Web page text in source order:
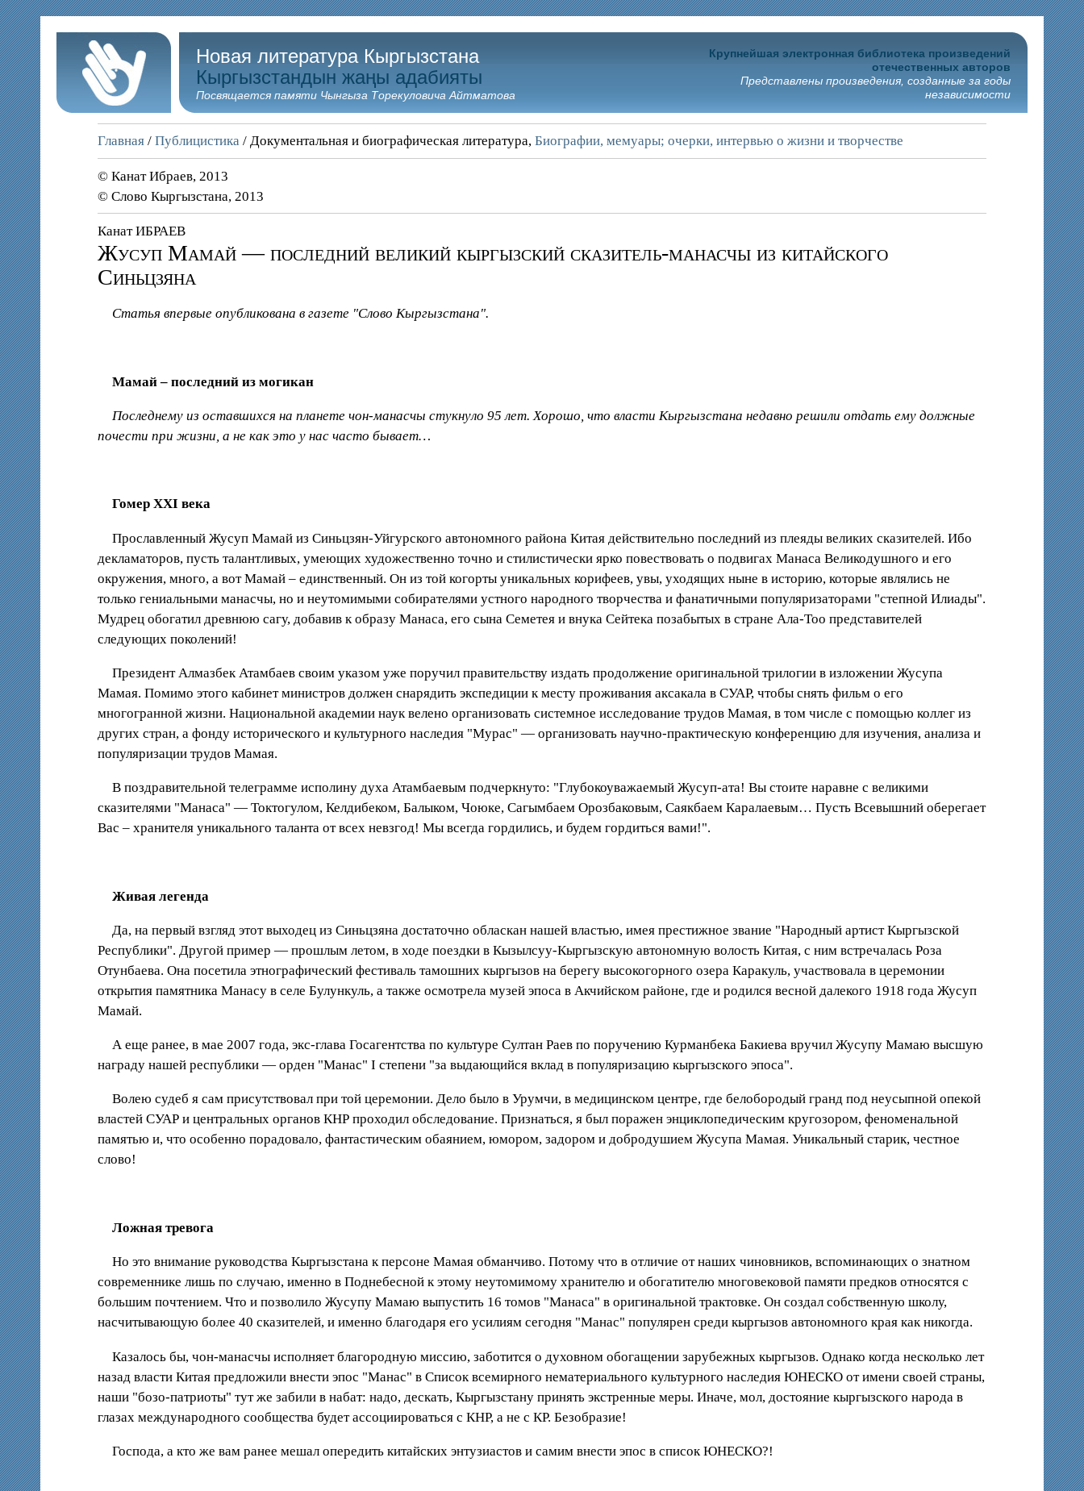
Новая литература Кыргызстана
Кыргызстандын жаңы адабияты
Посвящается памяти Чынгыза Торекуловича Айтматова
Крупнейшая электронная библиотека произведений
отечественных авторов
Представлены произведения, созданные за годы
независимости
Главная /Публицистика / Документальная и биографическая литература,Биографии, мемуары; очерки, интервью о жизни и творчестве
© Канат Ибраев, 2013
© Слово Кыргызстана, 2013
Канат ИБРАЕВ
Жусуп Мамай — последний великий кыргызский сказитель-манасчы из китайского
Синьцзяна
Статья впервые опубликована в газете "Слово Кыргызстана".
Мамай – последний из могикан
Последнему из оставшихся на планете чон-манасчы стукнуло 95 лет. Хорошо, что власти Кыргызстана недавно решили отдать ему должные
почести при жизни, а не как это у нас часто бывает…
Гомер ХХI века
Прославленный Жусуп Мамай из Синьцзян-Уйгурского автономного района Китая действительно последний из плеяды великих сказителей. Ибо
декламаторов, пусть талантливых, умеющих художественно точно и стилистически ярко повествовать о подвигах Манаса Великодушного и его
окружения, много, а вот Мамай – единственный. Он из той когорты уникальных корифеев, увы, уходящих ныне в историю, которые являлись не
только гениальными манасчы, но и неутомимыми собирателями устного народного творчества и фанатичными популяризаторами "степной Илиады".
Мудрец обогатил древнюю сагу, добавив к образу Манаса, его сына Семетея и внука Сейтека позабытых в стране Ала-Тоо представителей
следующих поколений!
Президент Алмазбек Атамбаев своим указом уже поручил правительству издать продолжение оригинальной трилогии в изложении Жусупа
Мамая. Помимо этого кабинет министров должен снарядить экспедиции к месту проживания аксакала в СУАР, чтобы снять фильм о его
многогранной жизни. Национальной академии наук велено организовать системное исследование трудов Мамая, в том числе с помощью коллег из
других стран, а фонду исторического и культурного наследия "Мурас" — организовать научно-практическую конференцию для изучения, анализа и
популяризации трудов Мамая.
В поздравительной телеграмме исполину духа Атамбаевым подчеркнуто: "Глубокоуважаемый Жусуп-ата! Вы стоите наравне с великими
сказителями "Манаса" — Токтогулом, Келдибеком, Балыком, Чоюке, Сагымбаем Орозбаковым, Саякбаем Каралаевым… Пусть Всевышний оберегает
Вас – хранителя уникального таланта от всех невзгод! Мы всегда гордились, и будем гордиться вами!".
Живая легенда
Да, на первый взгляд этот выходец из Синьцзяна достаточно обласкан нашей властью, имея престижное звание "Народный артист Кыргызской
Республики". Другой пример — прошлым летом, в ходе поездки в Кызылсуу-Кыргызскую автономную волость Китая, с ним встречалась Роза
Отунбаева. Она посетила этнографический фестиваль тамошних кыргызов на берегу высокогорного озера Каракуль, участвовала в церемонии
открытия памятника Манасу в селе Булункуль, а также осмотрела музей эпоса в Акчийском районе, где и родился весной далекого 1918 года Жусуп
Мамай.
А еще ранее, в мае 2007 года, экс-глава Госагентства по культуре Султан Раев по поручению Курманбека Бакиева вручил Жусупу Мамаю высшую
награду нашей республики — орден "Манас" I степени "за выдающийся вклад в популяризацию кыргызского эпоса".
Волею судеб я сам присутствовал при той церемонии. Дело было в Урумчи, в медицинском центре, где белобородый гранд под неусыпной опекой
властей СУАР и центральных органов КНР проходил обследование. Признаться, я был поражен энциклопедическим кругозором, феноменальной
памятью и, что особенно порадовало, фантастическим обаянием, юмором, задором и добродушием Жусупа Мамая. Уникальный старик, честное
слово!
Ложная тревога
Но это внимание руководства Кыргызстана к персоне Мамая обманчиво. Потому что в отличие от наших чиновников, вспоминающих о знатном
современнике лишь по случаю, именно в Поднебесной к этому неутомимому хранителю и обогатителю многовековой памяти предков относятся с
большим почтением. Что и позволило Жусупу Мамаю выпустить 16 томов "Манаса" в оригинальной трактовке. Он создал собственную школу,
насчитывающую более 40 сказителей, и именно благодаря его усилиям сегодня "Манас" популярен среди кыргызов автономного края как никогда.
Казалось бы, чон-манасчы исполняет благородную миссию, заботится о духовном обогащении зарубежных кыргызов. Однако когда несколько лет
назад власти Китая предложили внести эпос "Манас" в Список всемирного нематериального культурного наследия ЮНЕСКО от имени своей страны,
наши "бозо-патриоты" тут же забили в набат: надо, дескать, Кыргызстану принять экстренные меры. Иначе, мол, достояние кыргызского народа в
глазах международного сообщества будет ассоциироваться с КНР, а не с КР. Безобразие!
Господа, а кто же вам ранее мешал опередить китайских энтузиастов и самим внести эпос в список ЮНЕСКО?!